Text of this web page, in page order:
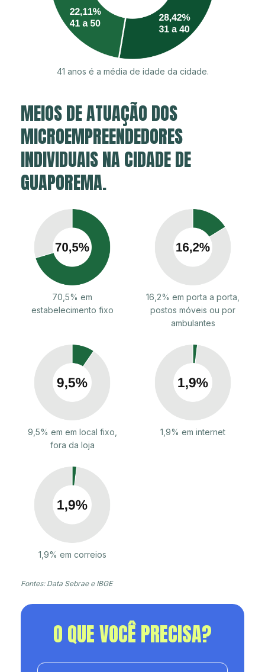
41 anos é a média de idade da cidade.
MEIOS DE ATUAÇÃO DOS
MICROEMPREENDEDORES
INDIVIDUAIS NA CIDADE DE
GUAPOREMA.
70,5% em
estabelecimento fixo
16,2% em porta a porta,
postos móveis ou por
ambulantes
9,5% em em local fixo,
fora da loja
1,9% em internet
1,9% em correios
Fontes: Data Sebrae e IBGE
O QUE VOCÊ PRECISA?